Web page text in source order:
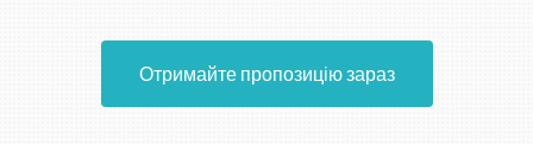
Отримайте пропозицію зараз